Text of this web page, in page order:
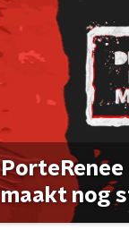
PorteRenee
maakt nog